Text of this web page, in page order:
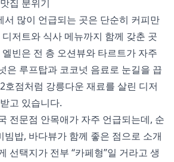
집 분위기
서 많이 언급되는 곳은 단순히 커피만
저트와 식사 메뉴까지 함께 갖춘 곳
빈은 전 층 오션뷰와 타르트가 자주
은 루프탑과 코코넛 음료로 눈길을 끕
호점처럼 강릉다운 재료를 살린 디저
고 있습니다.
전문점 안목애가 자주 언급되는데, 순
빔밥, 바다뷰가 함께 좋은 점으로 소개
선택지가 전부 “카페형”일 거라고 생